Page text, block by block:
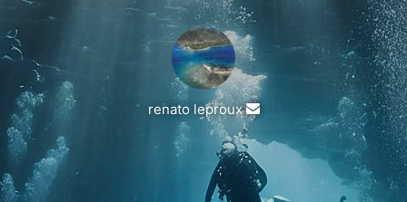
renato leproux
Invia
un'email